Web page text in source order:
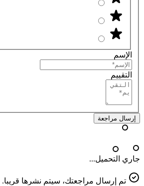
الإسم
التقييم
إرسال مراجعة
جاري التحميل...
تم إرسال مراجعتك، سيتم نشرها قريبا.